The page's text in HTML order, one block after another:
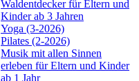
Waldentdecker für Eltern und
Kinder ab 3 Jahren
Yoga (3-2026)
Pilates (2-2026)
Musik mit allen Sinnen
erleben für Eltern und Kinder
ab 1 Jahr